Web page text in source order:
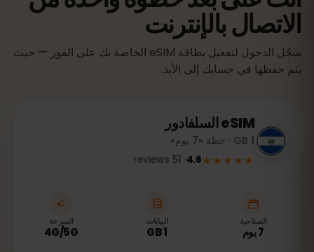
الاتصال بالإنترنت
سجّل الدخول لتفعيل بطاقة eSIM الخاصة بك على الفور — حيث
يتم حفظها في حسابك إلى الأبد.
eSIMالسلفادور
1 GB · خطة «7 يوم»
★★★★★
4.6
·
51
reviews
الصلاحية
7 يوم
البيانات
1 GB
السرعة
4G/5G